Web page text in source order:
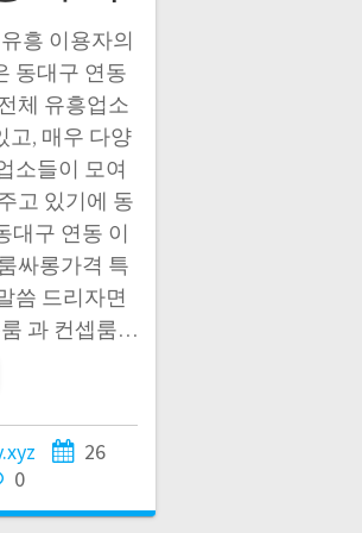
흥 이용자의
동대구 연동
체 유흥업소
고, 매우 다양
소들이 모여
고 있기에 동
대구 연동 이
싸롱가격 특
씀 드리자면
과 컨셉룸…
26
0